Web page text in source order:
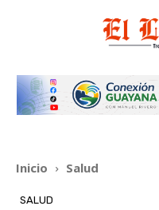
Inicio Salud
SALUD